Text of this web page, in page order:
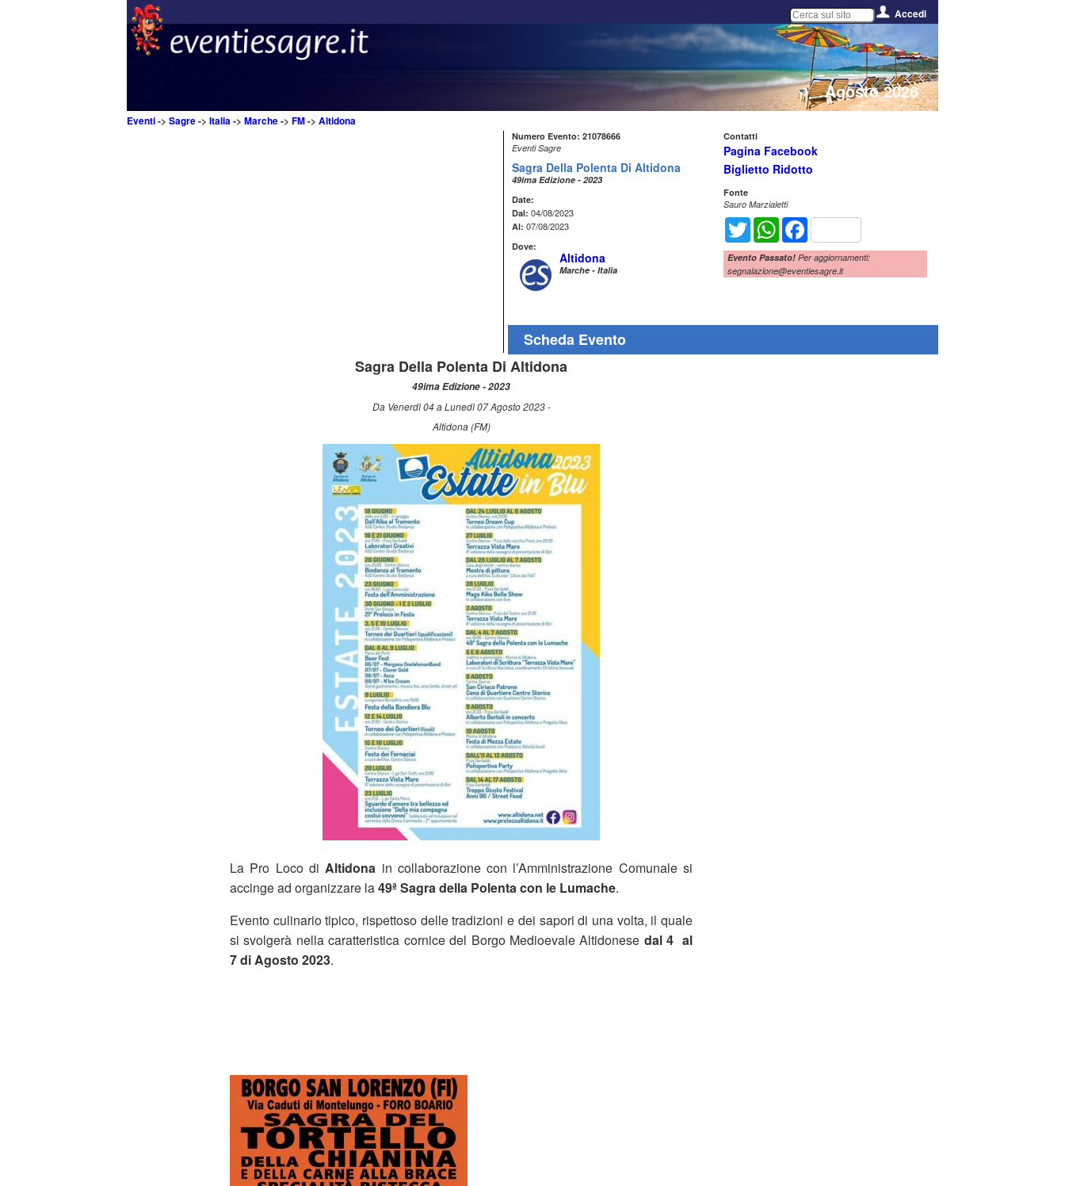
Accedi
Agosto 2026
Eventi-> Sagre-> Italia-> Marche-> FM-> Altidona
Numero Evento: 21078666
Eventi Sagre
Sagra Della Polenta Di Altidona
49ima Edizione - 2023
Date:
Dal: 04/08/2023
Al: 07/08/2023
Dove:
Altidona
Marche - Italia
Contatti
Pagina Facebook
Biglietto Ridotto
Fonte
Sauro Marzialetti
Twitter WhatsAppFacebook
Evento Passato! Per aggiornamenti:
segnalazione@eventiesagre.it
Scheda Evento
Sagra Della Polenta Di Altidona
49ima Edizione - 2023
Da Venerdì 04 a Lunedì 07 Agosto 2023 -
Altidona (FM)
La Pro Loco diAltidona in collaborazione con l’Amministrazione Comunale si
accinge ad organizzare la49ª Sagra della Polenta con le Lumache.
Evento culinario tipico, rispettoso delle tradizioni e dei sapori di una volta, il quale
si svolgerà nella caratteristica cornice del Borgo Medioevale Altidonese dal 4 al
7 di Agosto 2023.